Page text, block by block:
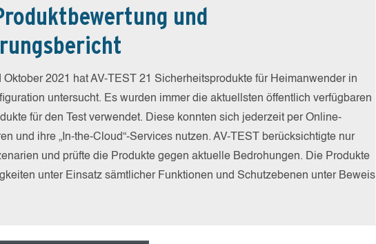
und
Oktober 2021 hat AV-TEST 21 Sicherheitsprodukte für Heimanwender in
untersucht. Es wurden immer die aktuellsten öffentlich verfügbaren
für den Test verwendet. Diese konnten sich jederzeit per Online-
und ihre „In-the-Cloud“-Services nutzen. AV-TEST berücksichtigte nur
und prüfte die Produkte gegen aktuelle Bedrohungen. Die Produkte
unter Einsatz sämtlicher Funktionen und Schutzebenen unter Beweis